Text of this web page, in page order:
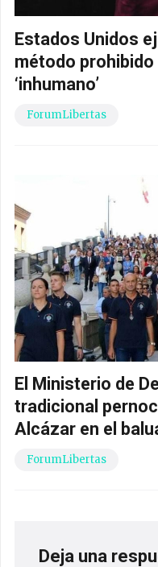
Estados Unidos
método
‘inhumano’
ForumLibertas
El Ministerio de
tradicional
Alcázar en el
ForumLibertas
Deja una